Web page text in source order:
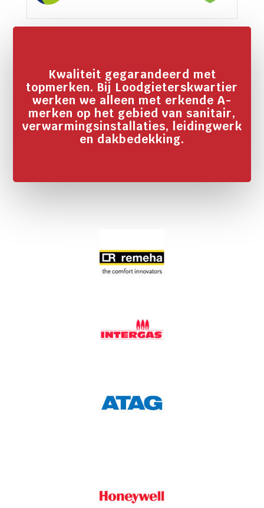
Kwaliteit gegarandeerd met
topmerken. Bij Loodgieterskwartier
werken we alleen met erkende A-
merken op het gebied van sanitair,
verwarmingsinstallaties, leidingwerk
en dakbedekking.